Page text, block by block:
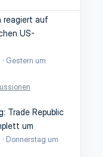
reagiert auf
US-
Gestern um
Trade Republic
um
Donnerstag um